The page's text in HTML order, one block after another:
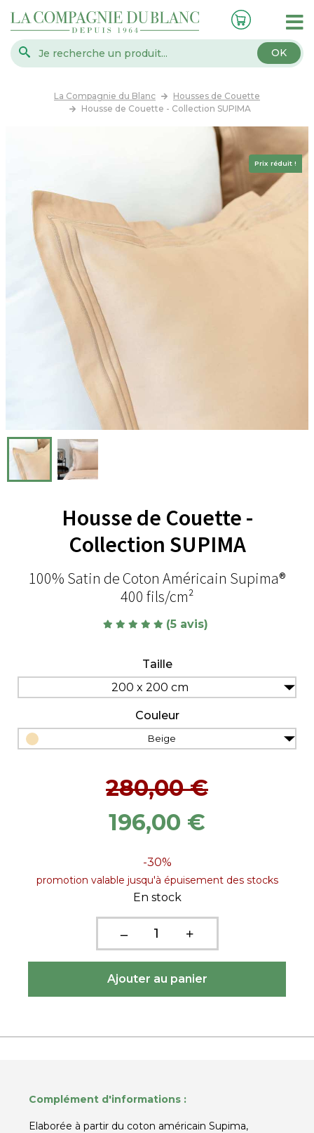
OK
La Compagnie du Blanc
Housses de Couette
Housse de Couette - Collection SUPIMA
Prix réduit !
Housse de Couette -
Collection SUPIMA
100% Satin de Coton Américain Supima®
400 fils/cm²
(5 avis)
Taille
200 x 200 cm
Couleur
Beige
280,00 €
196,00 €
-30%
promotion valable jusqu'à épuisement des stocks
En stock
Complément d'informations :
Elaborée à partir du coton américain Supima,